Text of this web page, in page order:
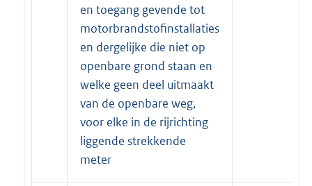
en toegang gevende tot
motorbrandstofinstallaties
en dergelijke die niet op
openbare grond staan en
welke geen deel uitmaakt
van de openbare weg,
voor elke in de rijrichting
liggende strekkende
meter